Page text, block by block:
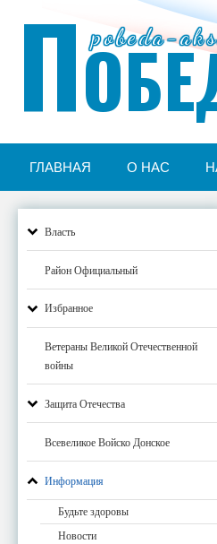
pobeda-
П
ГЛАВНАЯ О НАС
Власть
Район Официальный
Избранное
Ветераны Великой Отечественной
войны
Защита Отечества
Всевеликое Войско Донское
Информация
Будьте здоровы
Новости